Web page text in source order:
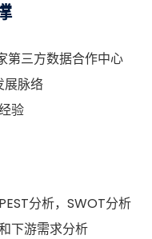
第三方数据合作中心
展脉络
验
分析，SWOT分析
下游需求分析